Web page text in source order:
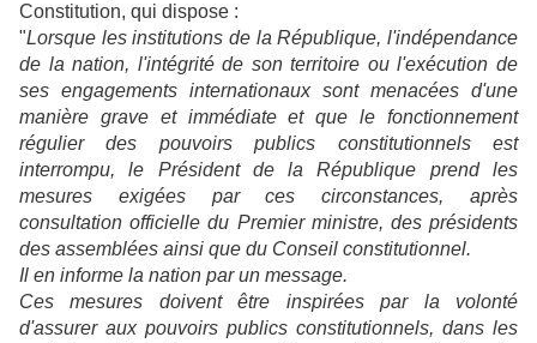
Constitution, qui dispose :
"Lorsque les institutions de la République, l'indépendance
de la nation, l'intégrité de son territoire ou l'exécution de
ses engagements internationaux sont menacées d'une
manière grave et immédiate et que le fonctionnement
régulier des pouvoirs publics constitutionnels est
interrompu, le Président de la République prend les
mesures exigées par ces circonstances, après
consultation officielle du Premier ministre, des présidents
des assemblées ainsi que du Conseil constitutionnel.
Il en informe la nation par un message.
Ces mesures doivent être inspirées par la volonté
d'assurer aux pouvoirs publics constitutionnels, dans les